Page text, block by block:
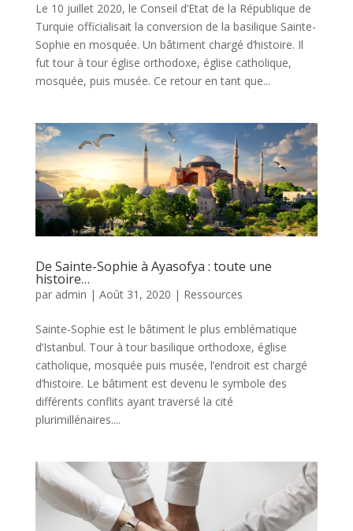
Le 10 juillet 2020, le Conseil d’Etat de la République de
Turquie officialisait la conversion de la basilique Sainte-
Sophie en mosquée. Un bâtiment chargé d’histoire. Il
fut tour à tour église orthodoxe, église catholique,
mosquée, puis musée. Ce retour en tant que...
De Sainte-Sophie à Ayasofya : toute une
histoire…
par admin | Août 31, 2020 | Ressources
Sainte-Sophie est le bâtiment le plus emblématique
d’Istanbul. Tour à tour basilique orthodoxe, église
catholique, mosquée puis musée, l’endroit est chargé
d’histoire. Le bâtiment est devenu le symbole des
différents conflits ayant traversé la cité
plurimillénaires....